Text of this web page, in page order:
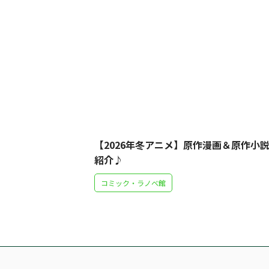
【2026年冬アニメ】原作漫画＆原作小
紹介♪
コミック・ラノベ館